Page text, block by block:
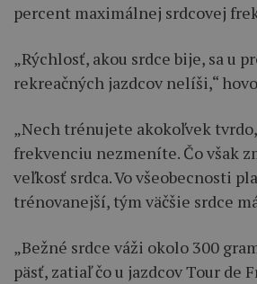
percent maximálnej srdcovej
„Rýchlosť, akou srdce bije, sa u
rekreačných jazdcov nelíši,“
„Nech trénujete akokoľvek
frekvenciu nezmeníte. Čo však
veľkosť srdca. Vo všeobecnosti
trénovanejší, tým väčšie srdce
„Bežné srdce váži okolo 300
päsť, zatiaľ čo u jazdcov Tour de